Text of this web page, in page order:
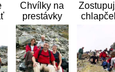
Chvílky na
prestávky